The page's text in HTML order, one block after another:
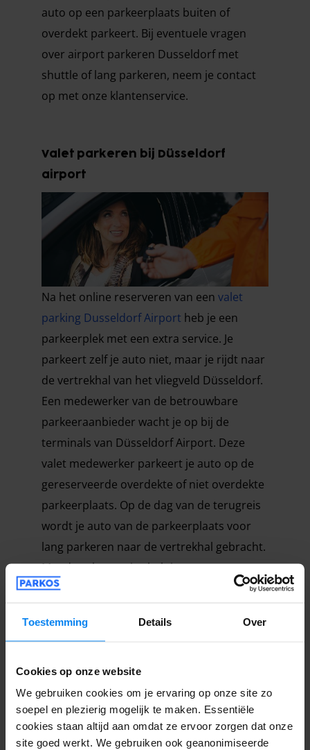
Toestemming Details Over
Cookies op onze website
We gebruiken cookies om je ervaring op onze site zo
soepel en plezierig mogelijk te maken. Essentiële
cookies staan altijd aan omdat ze ervoor zorgen dat onze
site goed werkt. We gebruiken ook geanonimiseerde
auto op een parkeerplaats buiten of
overdekt parkeert. Bij eventuele vragen
over airport parkeren Dusseldorf met
shuttle of lang parkeren, neem je contact
op met onze klantenservice.
Valet parkeren bij Düsseldorf
airport
Na het online reserveren van een valet
parking Dusseldorf Airport heb je een
parkeerplek met een extra service. Je
parkeert zelf je auto niet, maar je rijdt naar
de vertrekhal van het vliegveld Düsseldorf.
Een medewerker van de betrouwbare
parkeeraanbieder wacht je op bij de
terminals van Düsseldorf Airport. Deze
valet medewerker parkeert je auto op de
gereserveerde overdekte of niet overdekte
parkeerplaats. Op de dag van de terugreis
wordt je auto van de parkeerplaats voor
lang parkeren naar de vertrekhal gebracht.
Met de valet service heb je een
tijdbesparende parkeermethode bij
aangenaam wordt. Heb je vragen over de
op het vliegveld in Düsseldorf? Bekijk dan
op de website onze veelgestelde vragenlijst
voor de parking op Dusseldorf Airport.